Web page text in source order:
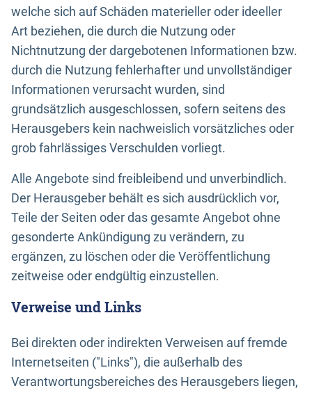
welche sich auf Schäden materieller oder ideeller
Art beziehen, die durch die Nutzung oder
Nichtnutzung der dargebotenen Informationen bzw.
durch die Nutzung fehlerhafter und unvollständiger
Informationen verursacht wurden, sind
grundsätzlich ausgeschlossen, sofern seitens des
Herausgebers kein nachweislich vorsätzliches oder
grob fahrlässiges Verschulden vorliegt.
Alle Angebote sind freibleibend und unverbindlich.
Der Herausgeber behält es sich ausdrücklich vor,
Teile der Seiten oder das gesamte Angebot ohne
gesonderte Ankündigung zu verändern, zu
ergänzen, zu löschen oder die Veröffentlichung
zeitweise oder endgültig einzustellen.
Verweise und Links
Bei direkten oder indirekten Verweisen auf fremde
Internetseiten ("Links"), die außerhalb des
Verantwortungsbereiches des Herausgebers liegen,